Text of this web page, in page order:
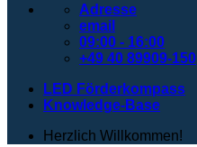
Adresse
email
09:00 - 16:00
+49 40 89909-150
LED Förderkompass
Knowledge-Base
Herzlich Willkommen!